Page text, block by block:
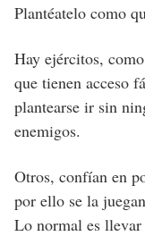
Plantéatelo como
Hay ejércitos,
que tienen acceso
plantearse ir sin
enemigos.
Otros, confían en
por ello se la
Lo normal es